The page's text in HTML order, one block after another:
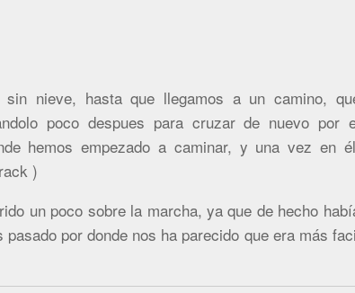
nieve, hasta que llegamos a un camino,
poco despues para cruzar de nuevo por
hemos empezado a caminar, y una vez en
)
un poco sobre la marcha, ya que de hecho
por donde nos ha parecido que era más